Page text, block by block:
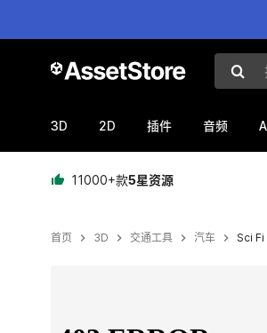
搜索
3D 2D 插件 音频
11000+款5星资源
首页 3D 交通工具 汽车 Sci